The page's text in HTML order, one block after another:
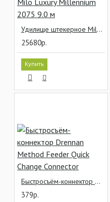
Удилище штекерное Milo Luxury Millennium 2075 9.0 м
25680р.
Купить
Быстросъём-коннектор Drennan Method Feeder Quick Change Connector
379р.